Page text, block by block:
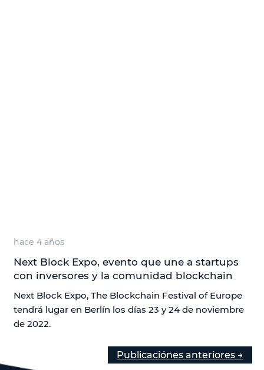
hace 4 años
Next Block Expo, evento que une a startups
con inversores y la comunidad blockchain
Next Block Expo, The Blockchain Festival of Europe
tendrá lugar en Berlín los días 23 y 24 de noviembre
de 2022.
Publicaciónes anteriores →